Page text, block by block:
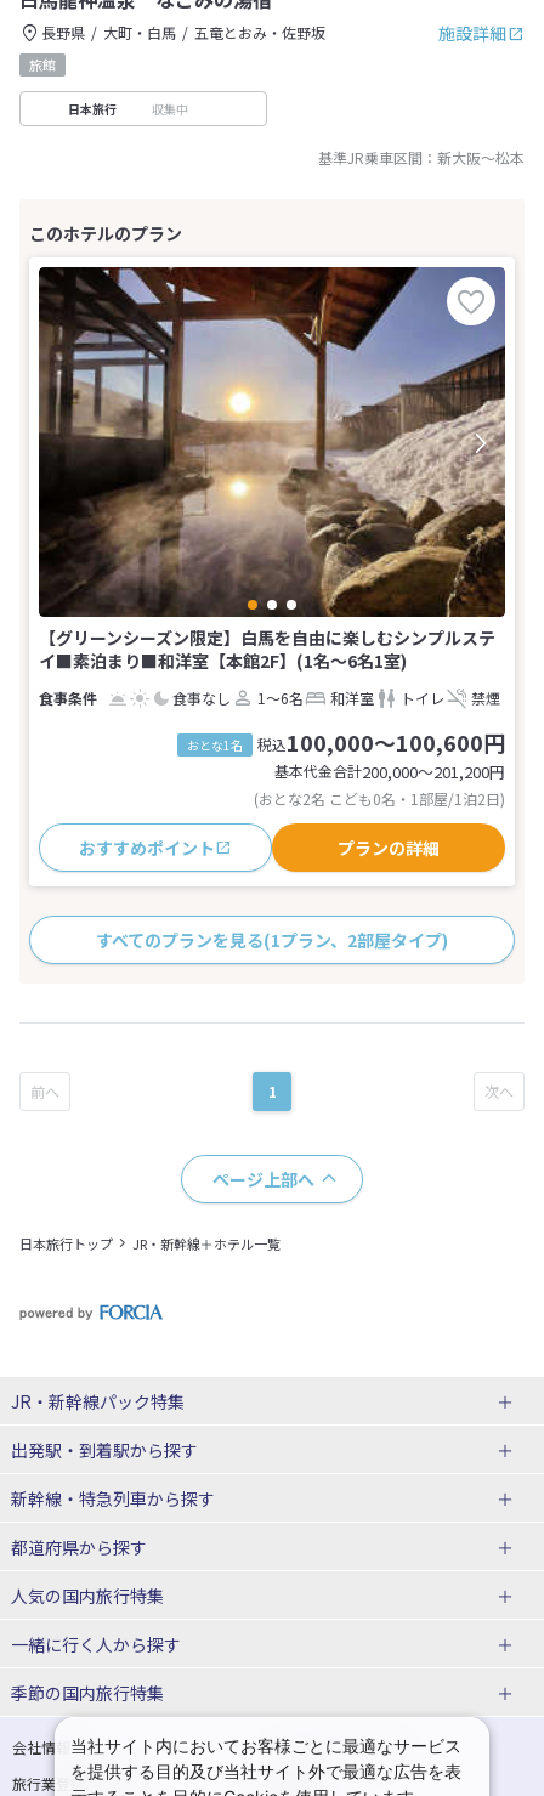
施設詳細
長野県 大町・白馬 五竜とおみ・佐野坂
旅館
日本旅行 収集中
基準JR乗車区間： 新大阪～松本
【グリーンシーズン限定】白馬を自由に楽しむシンプルステ
イ■素泊まり■和洋室【本館2F】(1名～6名1室)
食事なし 1～6名 和洋室 トイレ 禁煙
おとな1名 税込100,000～100,600円
基本代金合計200,000〜201,200円
(おとな2名 こども0名・1部屋/1泊2日)
おすすめポイント プランの詳細
すべてのプランを見る(1プラン、2部屋タイプ)
1
ページ上部へ
日本旅行トップ JR・新幹線＋ホテル一覧
JR・新幹線パック特集
JR・新幹線＋ホテルパック
出張パック
出発駅・到着駅から探す
秋田⇔東京 新幹線パック
仙台→東京 新幹線パック
富山⇔東京 新幹線パック
東京→仙台 新幹線パック
東京→金沢 新幹線パック
東京⇔軽井沢 新幹線パック 東京→長野 新幹線パック
東京→名古屋 新幹線パック 東京→京都 新幹線パック
新幹線・特急列車から探す
北海道新幹線 旅行
山形新幹線 旅行
東海道新幹線 旅行
上越新幹線 旅行
九州新幹線 旅行 西九州新幹線 旅行
特急サンダーバード 旅行
都道府県から探す
北海道旅行・ツアー
東北
青森旅行・ツアー 岩手旅行・ツアー
宮城旅行・ツアー 秋田旅行・ツアー
人気の国内旅行特集
東京ディズニーリゾート®への旅
ユニバーサル・スタジオ・ジャパ
温泉旅行 日帰り旅行
一緒に行く人から探す
一人旅 国内版
カップル・夫婦旅行 国内版 女子旅 国内版
卒業旅行・学生旅行 国内版
季節の国内旅行特集
桜・お花見特集
ゴールデンウィーク（GW）の国内
旅行
会社情報
プライバシーポリシー
旅行業登録票・約款
規約集
当社サイト内においてお客様ごとに最適なサービス
を提供する目的及び当社サイト外で最適な広告を表